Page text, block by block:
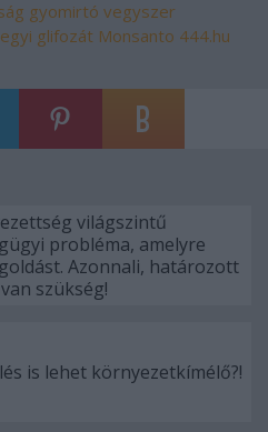
gyomirtó vegyszer
glifozát Monsanto 444.hu
világszintű
probléma, amelyre
Azonnali, határozott
szükség!
is lehet környezetkímélő?!